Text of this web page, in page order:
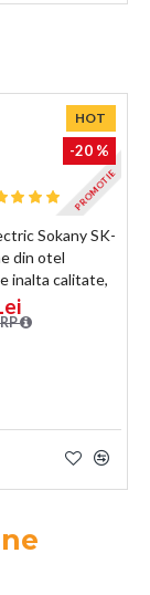
HOT
PROMOTIE
-20 %
Sokany SK-
din otel
inalta calitate,
recipient din
Inox